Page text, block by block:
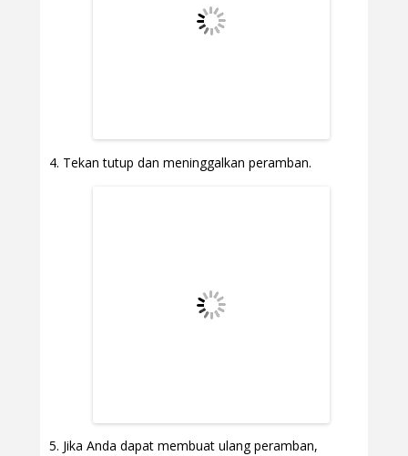
Tekan tutup dan meninggalkan peramban.
Jika Anda dapat membuat ulang peramban,